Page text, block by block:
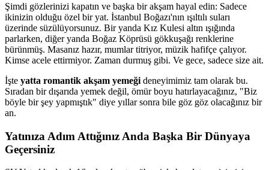
Şimdi gözlerinizi kapatın ve başka bir akşam hayal edin: Sadece
ikinizin olduğu özel bir yat. İstanbul Boğazı'nın ışıltılı suları
üzerinde süzülüyorsunuz. Bir yanda Kız Kulesi altın ışığında
parlarken, diğer yanda Boğaz Köprüsü gökkuşağı renklerine
bürünmüş. Masanız hazır, mumlar titriyor, müzik hafifçe çalıyor.
Kimse acele ettirmiyor. Zaman durmuş gibi. Ve gece, sadece size ait.
İşte yatta romantik akşam yemeği deneyimimiz tam olarak bu.
Sıradan bir dışarıda yemek değil, ömür boyu hatırlayacağınız, "Biz
böyle bir şey yapmıştık" diye yıllar sonra bile göz göz olacağınız bir
an.
Yatınıza Adım Attığınız Anda Başka Bir Dünyaya
Geçersiniz